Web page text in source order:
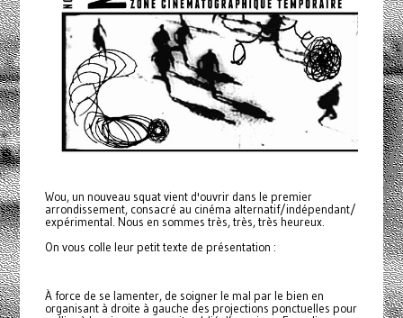
Wou, un nouveau squat vient d'ouvrir dans le premier
arrondissement, consacré au cinéma alternatif/indépendant/
expérimental. Nous en sommes très, très, très heureux.
On vous colle leur petit texte de présentation :
À force de se lamenter, de soigner le mal par le bien en
organisant à droite à gauche des projections ponctuelles pour